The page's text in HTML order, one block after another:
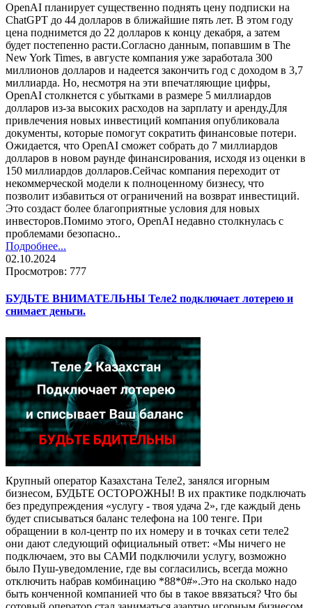
OpenAI планирует существенно поднять цену подписки на
ChatGPT до 44 долларов в ближайшие пять лет. В этом году
цена поднимется до 22 долларов к концу декабря, а затем
будет постепенно расти.Согласно данным, попавшим в The
New York Times, в августе компания уже заработала 300
миллионов долларов и надеется закончить год с доходом в 3,7
миллиарда. Но, несмотря на эти впечатляющие цифры,
OpenAI столкнется с убытками в размере 5 миллиардов
долларов из-за высоких расходов на зарплату и аренду.Для
привлечения новых инвестиций компания опубликовала
документы, которые помогут сократить финансовые потери.
Ожидается, что OpenAI сможет собрать до 7 миллиардов
долларов в новом раунде финансирования, исходя из оценки в
150 миллиардов долларов.Сейчас компания переходит от
некоммерческой модели к полноценному бизнесу, что
позволит избавиться от ограничений на возврат инвестиций.
Это создаст более благоприятные условия для новых
инвесторов.Помимо этого, OpenAI недавно столкнулась с
проблемами безопасно..
Подробнее...
02.10.2024
Просмотров: 777
БУДЬТЕ ВНИМАТЕЛЬНЫ Теле2 подключает лотерею и
снимает деньги.
Крупный оператор Казахстана Теле2, занялся игорным
бизнесом, БУДЬТЕ ОСТОРОЖНЫ! В их практике подключать
без предупреждения «услугу - твоя удача 2», где каждый день
будет списываться баланс телефона на 100 тенге. При
обращении в кол-центр по их номеру и в точках сети теле2
они дают следующий официальный ответ: «Мы ничего не
подключаем, это вы САМИ подключили услугу, возможно
было Пуш-уведомление, где вы согласились, всегда можно
отключить набрав комбинацию *88*0#».Это на сколько надо
быть конченной компанией что бы в такое ввязаться? Что бы